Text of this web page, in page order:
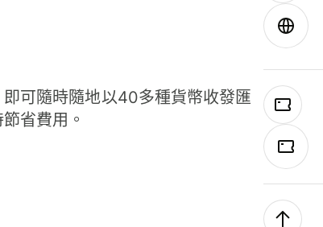
即可隨時隨地以40多種貨幣收發匯
省費用。